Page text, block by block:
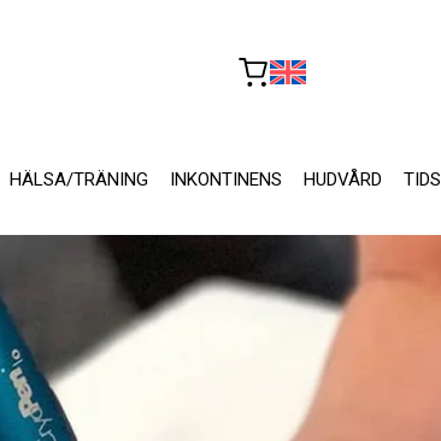
HÄLSA/TRÄNING INKONTINENS HUDVÅRD